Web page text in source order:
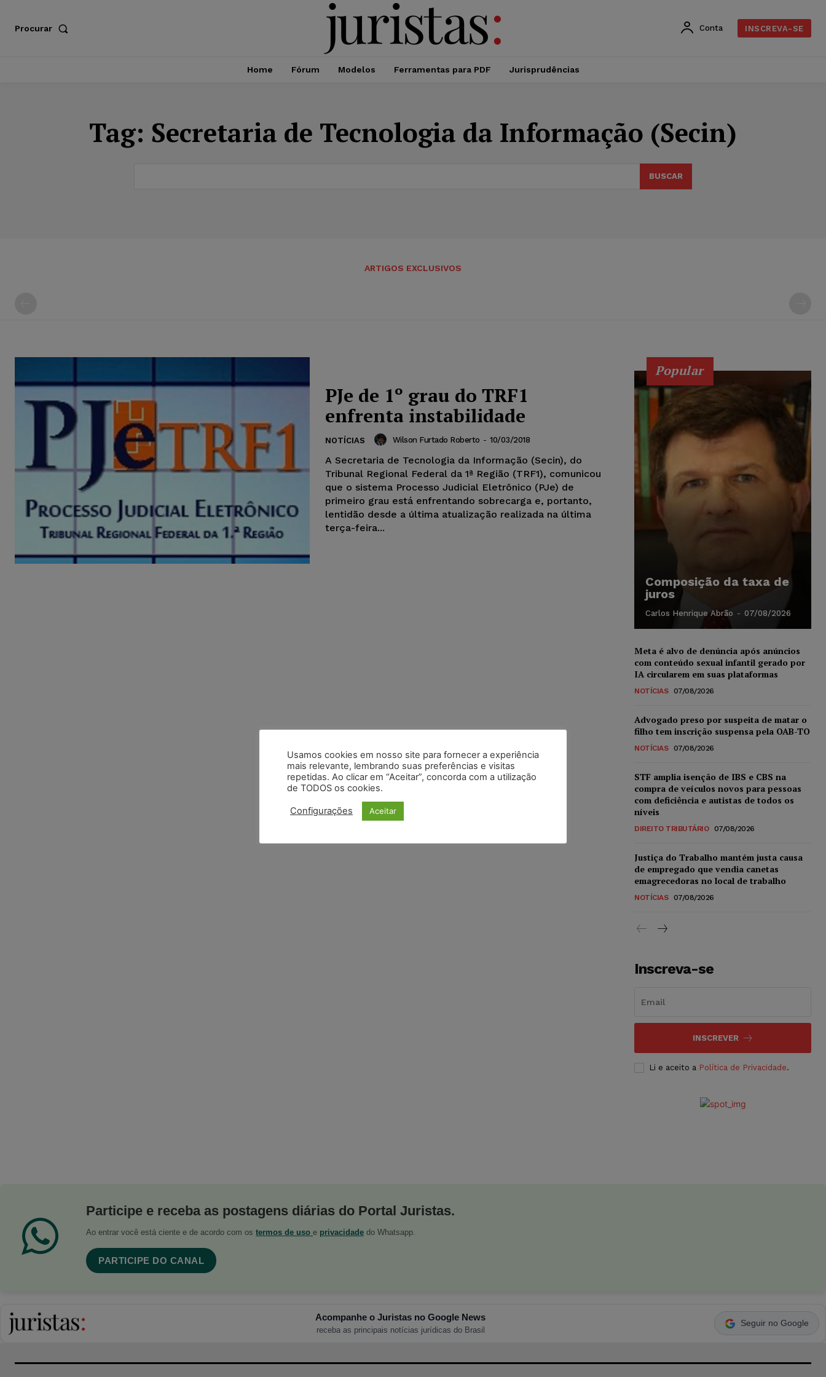
Procurar Conta INSCREVA-SE
Home Fórum Modelos Ferramentas para PDF Jurisprudências
Tag: Secretaria de Tecnologia da Informação (Secin)
BUSCAR
ARTIGOS EXCLUSIVOS
PJe de 1º grau do TRF1
enfrenta instabilidade
NOTÍCIAS Wilson Furtado Roberto - 10/03/2018
A Secretaria de Tecnologia da Informação (Secin), do
Tribunal Regional Federal da 1ª Região (TRF1), comunicou
que o sistema Processo Judicial Eletrônico (PJe) de
primeiro grau está enfrentando sobrecarga e, portanto,
lentidão desde a última atualização realizada na última
terça-feira...
Popular
Composição da taxa de
juros
Carlos Henrique Abrão - 07/08/2026
Meta é alvo de denúncia após anúncios
com conteúdo sexual infantil gerado por
IA circularem em suas plataformas
NOTÍCIAS 07/08/2026
Advogado preso por suspeita de matar o
filho tem inscrição suspensa pela OAB-TO
NOTÍCIAS 07/08/2026
STF amplia isenção de IBS e CBS na
compra de veículos novos para pessoas
com deficiência e autistas de todos os
níveis
DIREITO TRIBUTÁRIO 07/08/2026
Justiça do Trabalho mantém justa causa
de empregado que vendia canetas
emagrecedoras no local de trabalho
NOTÍCIAS 07/08/2026
Inscreva-se
INSCREVER
Li e aceito a Política de Privacidade.
Participe e receba as postagens diárias do Portal Juristas.
Ao entrar você está ciente e de acordo com os termos de uso e privacidade do Whatsapp.
PARTICIPE DO CANAL
Acompanhe o Juristas no Google News
receba as principais notícias jurídicas do Brasil
Seguir no Google
Usamos cookies em nosso site para fornecer a experiência
mais relevante, lembrando suas preferências e visitas
repetidas. Ao clicar em “Aceitar”, concorda com a utilização
de TODOS os cookies.
Configurações Aceitar